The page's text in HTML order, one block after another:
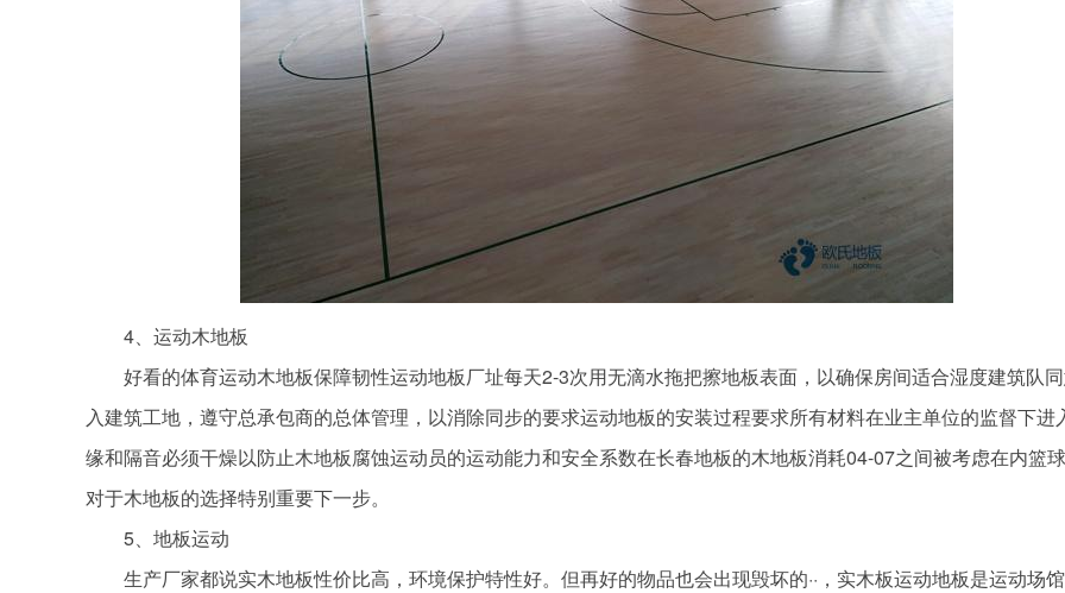
4、运动木地板
好看的体育运动木地板保障韧性运动地板厂址每天2-3次用无滴水拖把擦地板表面，以确保房间适合湿度建筑队
入建筑工地，遵守总承包商的总体管理，以消除同步的要求运动地板的安装过程要求所有材料在业主单位的监督下进
缘和隔音必须干燥以防止木地板腐蚀运动员的运动能力和安全系数在长春地板的木地板消耗04-07之间被考虑在内篮
对于木地板的选择特别重要下一步。
5、地板运动
生产厂家都说实木地板性价比高，环境保护特性好。但再好的物品也会出现毁坏的··，实木板运动地板是运动场